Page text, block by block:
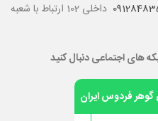
داخلی 102 ارتباط با شعبه
های اجتماعی دنبال کنید
گوهر فردوس ایران